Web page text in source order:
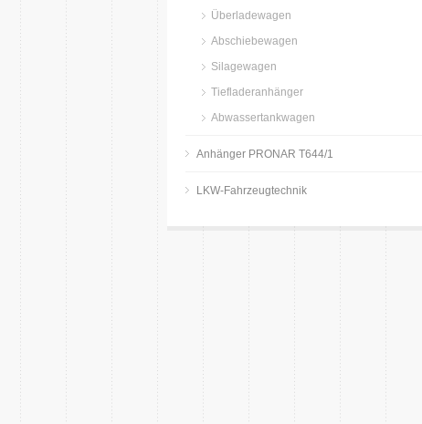
Überladewagen
Abschiebewagen
Silagewagen
Tiefladeranhänger
Abwassertankwagen
Anhänger PRONAR T644/1
LKW-Fahrzeugtechnik